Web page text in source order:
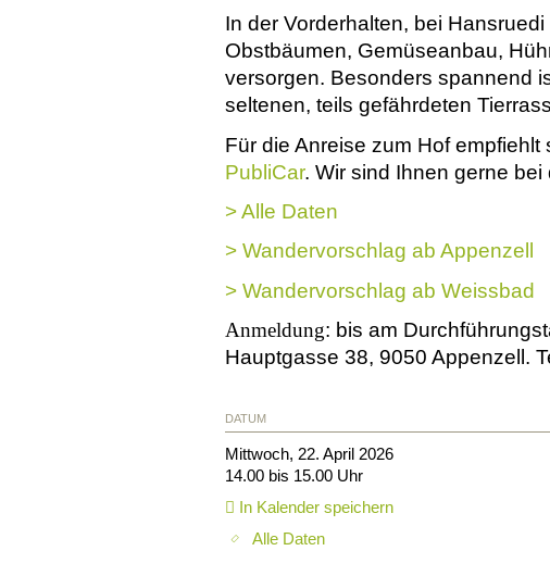
In der Vorderhalten, bei
Obstbäumen, Gemüseanbau,
versorgen. Besonders spannend
seltenen, teils gefährdeten
Für die Anreise zum Hof
PubliCar. Wir sind Ihnen gerne
> Alle Daten
> Wandervorschlag ab Appenzell
> Wandervorschlag ab Weissbad
Anmeldung: bis am
Hauptgasse 38, 9050 Appenzell.
DATUM
Mittwoch, 22. April 2026
14.00 bis 15.00 Uhr
In Kalender speichern
Alle Daten